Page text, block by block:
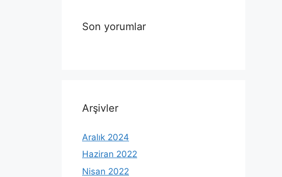
Son yorumlar
Arşivler
Aralık 2024
Haziran 2022
Nisan 2022